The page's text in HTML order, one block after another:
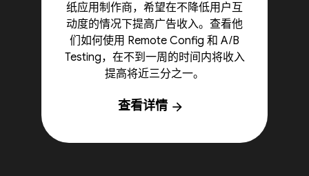
纸应用制作商，希望在不降低用户互
动度的情况下提高广告收入。查看他
们如何使用 Remote Config 和 A/B
Testing，在不到一周的时间内将收入
提高将近三分之一。
查看详情 arrow_forward